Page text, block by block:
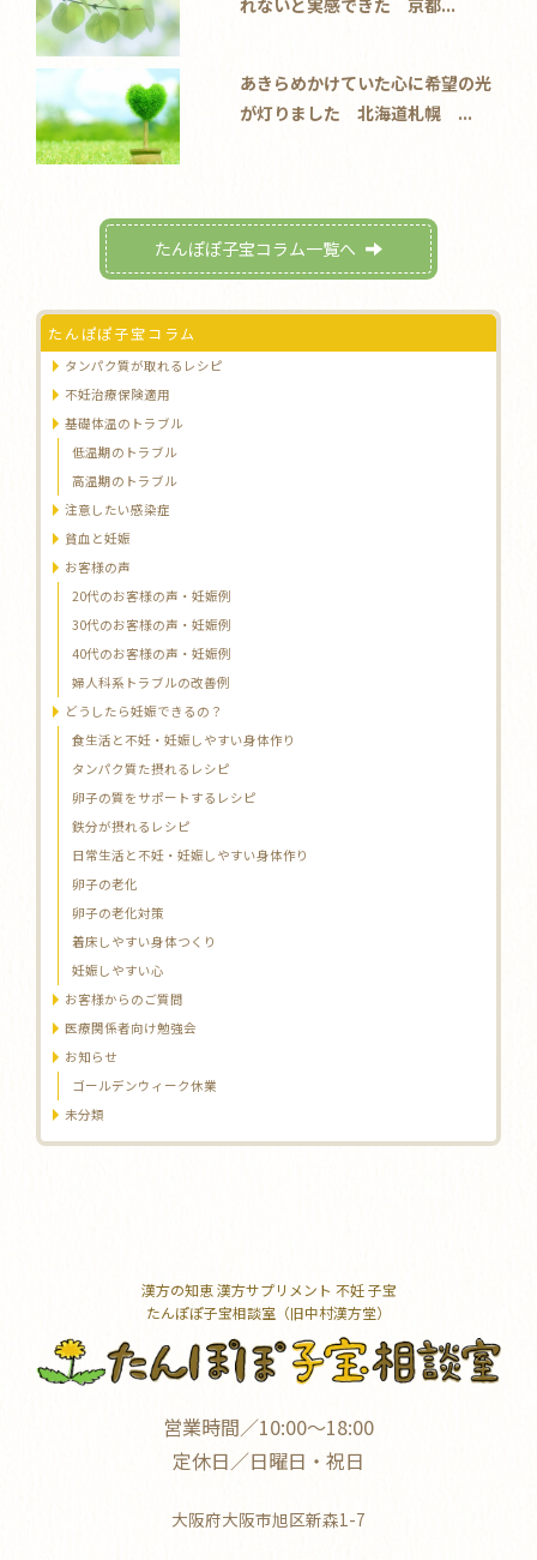
あきらめかけていた心に希望の光
が灯りました 北海道札幌 ...
たんぽぽ子宝コラム一覧へ
たんぽぽ子宝コラム
タンパク質が取れるレシピ
不妊治療保険適用
基礎体温のトラブル
低温期のトラブル
高温期のトラブル
注意したい感染症
貧血と妊娠
お客様の声
20代のお客様の声・妊娠例
30代のお客様の声・妊娠例
40代のお客様の声・妊娠例
婦人科系トラブルの改善例
どうしたら妊娠できるの？
食生活と不妊・妊娠しやすい身体作り
タンパク質た摂れるレシピ
卵子の質をサポートするレシピ
鉄分が摂れるレシピ
日常生活と不妊・妊娠しやすい身体作り
卵子の老化
卵子の老化対策
着床しやすい身体つくり
妊娠しやすい心
お客様からのご質問
医療関係者向け勉強会
お知らせ
ゴールデンウィーク休業
未分類
漢方の知恵 漢方サプリメント 不妊 子宝
たんぽぽ子宝相談室（旧中村漢方堂）
営業時間／10:00～18:00
定休日／日曜日・祝日
大阪府大阪市旭区新森1-7